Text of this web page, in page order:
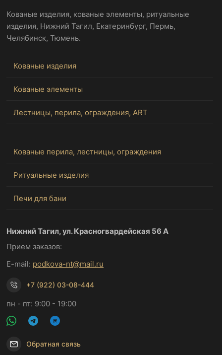
Кованые изделия, кованые элементы, ритуальные
изделия, Нижний Тагил, Екатеринбург, Пермь,
Челябинск, Тюмень.
Кованые изделия
Кованые элементы
Лестницы, перила, ограждения, ART
Кованые перила, лестницы, ограждения
Ритуальные изделия
Печи для бани
Нижний Тагил, ул. Красногвардейская 56 А
Прием заказов:
E-mail: podkova-nt@mail.ru
+7 (922) 03-08-444
пн - пт: 9:00 - 19:00
Обратная связь